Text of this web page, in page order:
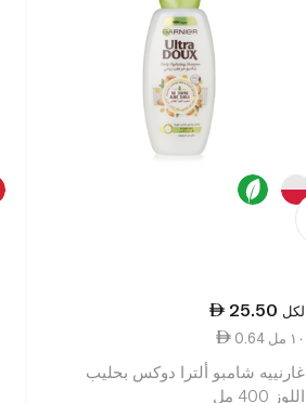
25.50 لكل
0.64 ١٠ مل
غارنييه شامبو ألترا دوكس بحليب
اللوز 400 مل